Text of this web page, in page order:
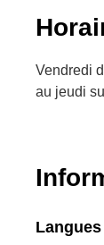
Vendredi
au jeudi